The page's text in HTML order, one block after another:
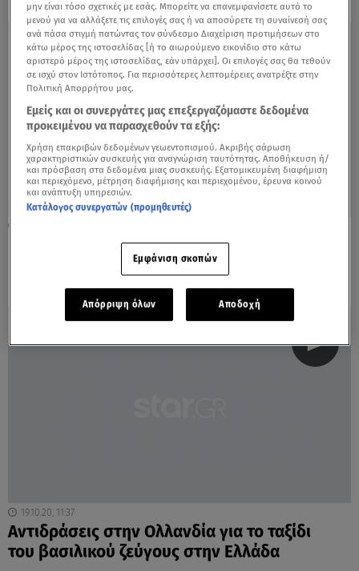
Επίσημη επίσκεψη στην Ελλάδα για το
βασιλικό ζεύγος της Ολλανδίας
19.10.20, 11:37
Αντιδράσεις στην Ολλανδία για το ταξίδι
του βασιλικού ζεύγους στην Ελλάδα
μην είναι τόσο σχετικές με εσάς. Μπορείτε να επανεμφανίσετε αυτό το
μενού για να αλλάξετε τις επιλογές σας ή να αποσύρετε τη συναίνεσή σας
ανά πάσα στιγμή πατώντας τον σύνδεσμο Διαχείριση προτιμήσεων στο
κάτω μέρος της ιστοσελίδας [ή το αιωρούμενο εικονίδιο στο κάτω
αριστερό μέρος της ιστοσελίδας, εάν υπάρχει]. Οι επιλογές σας θα τεθούν
σε ισχύ στον Ιστότοπος. Για περισσότερες λεπτομέρειες ανατρέξτε στην
Πολιτική Απορρήτου μας.
Εμείς και οι συνεργάτες μας επεξεργαζόμαστε δεδομένα
προκειμένου να παρασχεθούν τα εξής:
Χρήση επακριβών δεδομένων γεωεντοπισμού. Ακριβής σάρωση
χαρακτηριστικών συσκευής για αναγνώριση ταυτότητας. Αποθήκευση ή/
και πρόσβαση στα δεδομένα μιας συσκευής. Εξατομικευμένη διαφήμιση
και περιεχόμενο, μέτρηση διαφήμισης και περιεχομένου, έρευνα κοινού
και ανάπτυξη υπηρεσιών.
Κατάλογος συνεργατών (προμηθευτές)
Εμφάνιση σκοπών
Απόρριψη όλων Αποδοχή